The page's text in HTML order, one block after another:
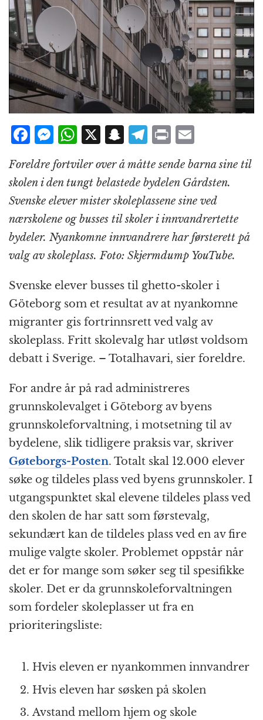
F
a
c
e
b
o
o
k
M
e
ss
e
n
g
e
r
W
h
at
s
A
p
p
X S
n
a
p
c
h
at
T
e
g
r
a
m
P
ri
n
t
ai
l
Foreldre fortviler over å måtte sende barna sine til
skolen i den tungt belastede bydelen Gårdsten.
Svenske elever mister skoleplassene sine ved
nærskolene og busses til skoler i innvandrertette
bydeler. Nyankomne innvandrere har førsterett på
valg av skoleplass. Foto: Skjermdump YouTube.
Svenske elever busses til ghetto-skoler i
Göteborg som et resultat av at nyankomne
migranter gis fortrinnsrett ved valg av
skoleplass. Fritt skolevalg har utløst voldsom
debatt i Sverige. – Totalhavari, sier foreldre.
For andre år på rad administreres
grunnskolevalget i Göteborg av byens
grunnskoleforvaltning, i motsetning til av
bydelene, slik tidligere praksis var, skriver
Gøteborgs-Posten. Totalt skal 12.000 elever
søke og tildeles plass ved byens grunnskoler. I
utgangspunktet skal elevene tildeles plass ved
den skolen de har satt som førstevalg,
sekundært kan de tildeles plass ved en av fire
mulige valgte skoler. Problemet oppstår når
det er for mange som søker seg til spesifikke
skoler. Det er da grunnskoleforvaltningen
som fordeler skoleplasser ut fra en
prioriteringsliste:
Hvis eleven er nyankommen innvandrer
Hvis eleven har søsken på skolen
Avstand mellom hjem og skole